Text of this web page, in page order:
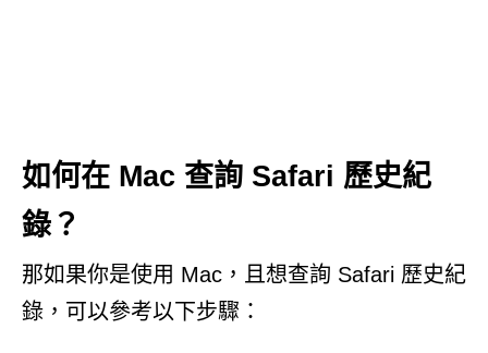
如何在 Mac 查詢 Safari 歷史紀
錄？
那如果你是使用 Mac，且想查詢 Safari 歷史紀
錄，可以參考以下步驟：